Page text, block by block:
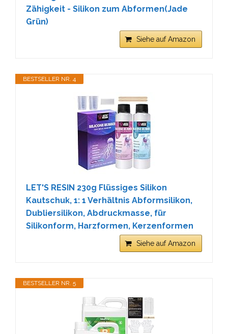
Zähigkeit - Silikon zum Abformen(Jade
Grün)
Siehe auf Amazon
BESTSELLER NR. 4
LET'S RESIN 230g Flüssiges Silikon
Kautschuk, 1: 1 Verhältnis Abformsilikon,
Dubliersilikon, Abdruckmasse, für
Silikonform, Harzformen, Kerzenformen
Siehe auf Amazon
BESTSELLER NR. 5